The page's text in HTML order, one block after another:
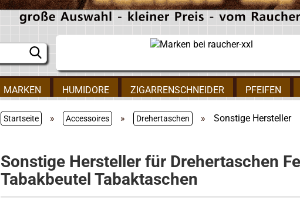
MARKEN HUMIDORE ZIGARRENSCHNEIDER PFEIFEN
Startseite » Accessoires » Drehertaschen » Sonstige Hersteller
Sonstige Hersteller für Drehertaschen
Tabakbeutel Tabaktaschen